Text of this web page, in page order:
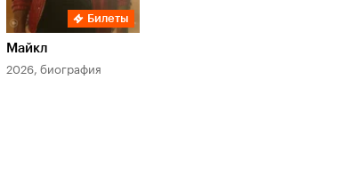
Билеты
Майкл
2026, биография